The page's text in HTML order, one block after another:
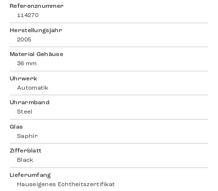
Referenznummer
114270
Herstellungsjahr
2005
Material Gehäuse
36 mm
Uhrwerk
Automatik
Uhrarmband
Steel
Glas
Saphir
Zifferblatt
Black
Lieferumfang
Hauseigenes Echtheitszertifikat